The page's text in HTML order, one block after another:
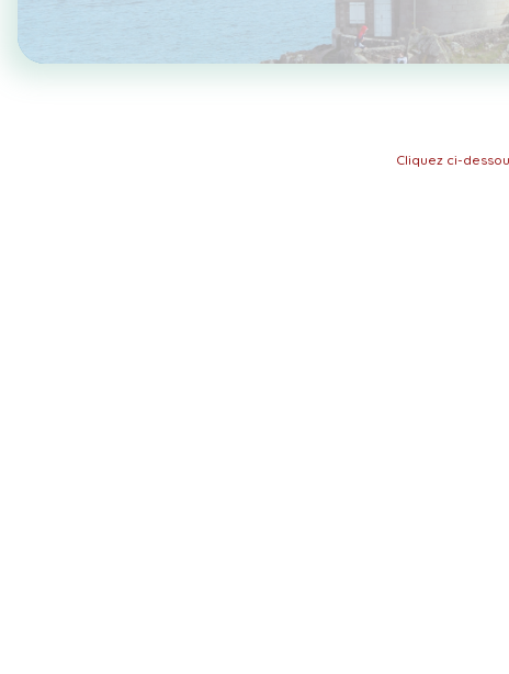
Cliquez ci-